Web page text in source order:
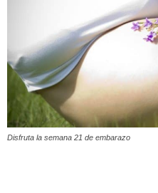
Disfruta la semana 21 de embarazo